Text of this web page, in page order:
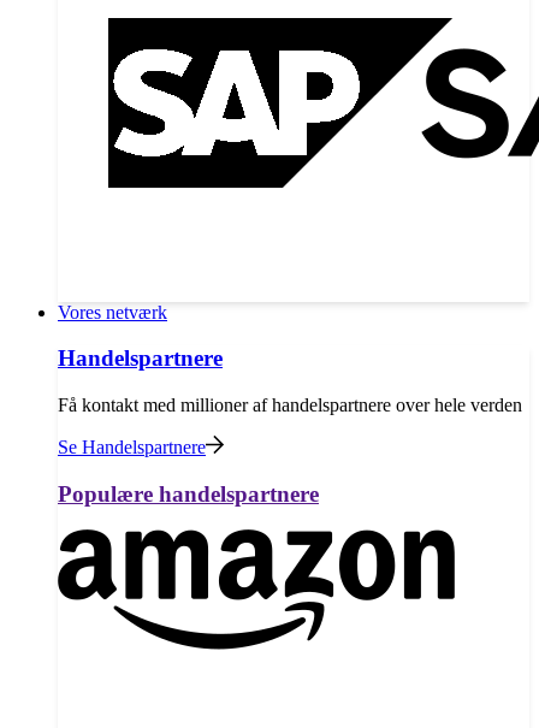
Vores netværk
Handelspartnere
Få kontakt med millioner af handelspartnere over hele verden
Se Handelspartnere
Populære handelspartnere